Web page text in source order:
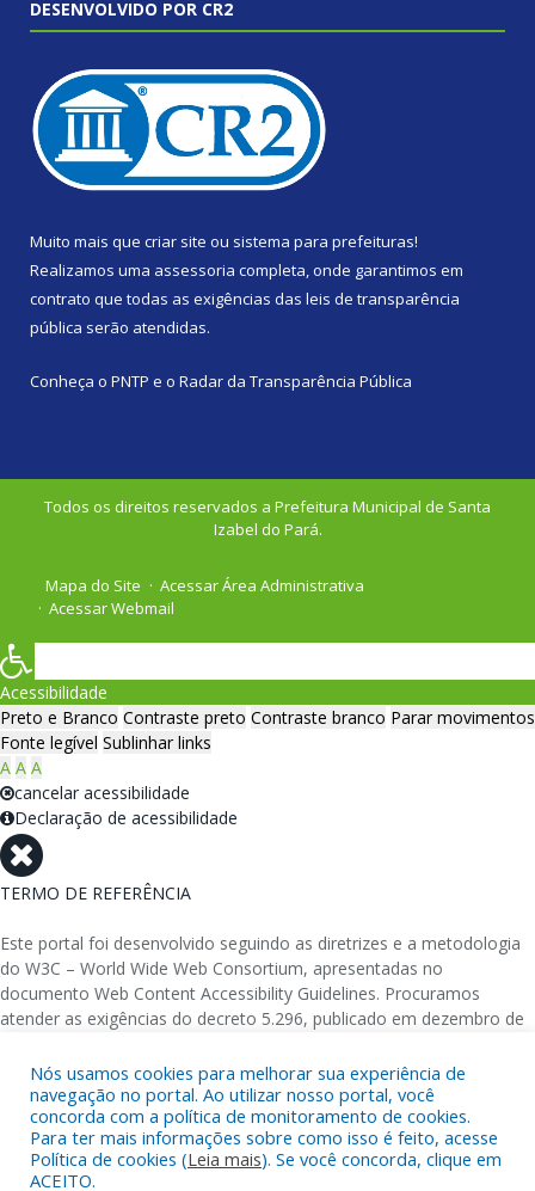
DESENVOLVIDO POR CR2
Muito mais que criar site ou sistema para prefeituras!
Realizamos uma assessoria completa, onde garantimos em
contrato que todas as exigências das leis de transparência
pública serão atendidas.
Conheça o PNTP e o Radar da Transparência Pública
Todos os direitos reservados a Prefeitura Municipal de Santa
Izabel do Pará.
Mapa do Site
Acessar Área Administrativa
Acessar Webmail
Nós usamos cookies para melhorar sua experiência de
navegação no portal. Ao utilizar nosso portal, você
concorda com a política de monitoramento de cookies.
Para ter mais informações sobre como isso é feito, acesse
Política de cookies (Leia mais). Se você concorda, clique em
ACEITO.
Acessibilidade
Preto e Branco Contraste preto Contraste branco Parar movimentos
Fonte legível Sublinhar links
A A A
cancelar acessibilidade
Declaração de acessibilidade
TERMO DE REFERÊNCIA
Este portal foi desenvolvido seguindo as diretrizes e a metodologia
do W3C – World Wide Web Consortium, apresentadas no
documento Web Content Accessibility Guidelines. Procuramos
atender as exigências do decreto 5.296, publicado em dezembro de
eletrônicos da administração pública na rede mundial de
computadores para o uso das pessoas com necessidades especiais,
garantindo-lhes o pleno acesso aos conteúdos disponíveis.
Além de validações automáticas, foram realizados testes em